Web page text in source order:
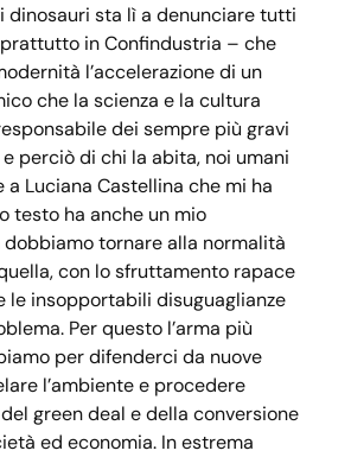
dinosauri sta lì a denunciare tutti
in Confindustria – che
l’accelerazione di un
che la scienza e la cultura
dei sempre più gravi
perciò di chi la abita, noi umani
a Luciana Castellina che mi ha
testo ha anche un mio
tornare alla normalità
con lo sfruttamento rapace
le insopportabili disuguaglianze
Per questo l’arma più
per difenderci da nuove
l’ambiente e procedere
green deal e della conversione
ed economia. In estrema